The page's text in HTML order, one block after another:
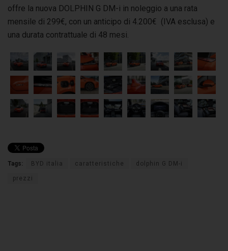
offre la nuova DOLPHIN G DM-i in noleggio a una rata
mensile di 299€, con un anticipo di 4.200€ (IVA esclusa) e
una durata contrattuale di 48 mesi.
Tags: BYD italia caratteristiche dolphin G DM-i
prezzi